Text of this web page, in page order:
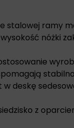
stalowej ramy
nóżki
w deskę
z